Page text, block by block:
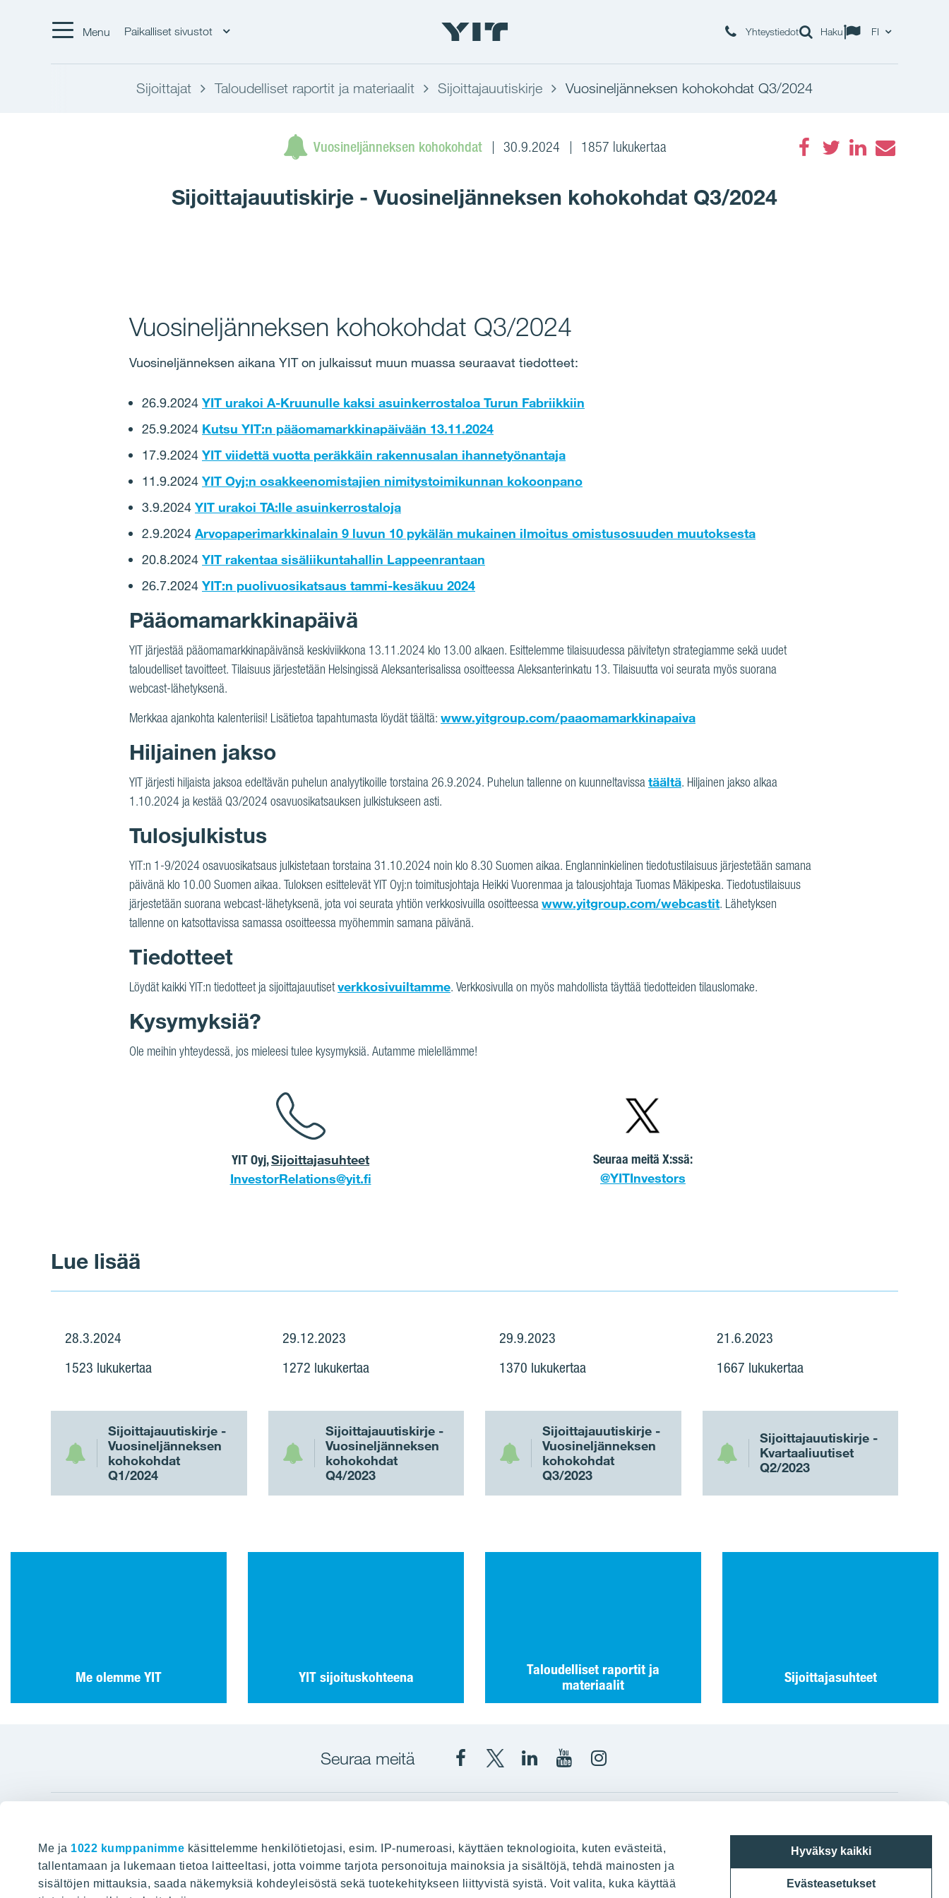
Me ja 1022 kumppanimme käsittelemme henkilötietojasi, esim. IP-numeroasi, käyttäen teknologioita, kuten evästeitä,
tallentamaan ja lukemaan tietoa laitteeltasi, jotta voimme tarjota personoituja mainoksia ja sisältöjä, tehdä mainosten ja
sisältöjen mittauksia, saada näkemyksiä kohdeyleisöstä sekä tuotekehitykseen liittyvistä syistä. Voit valita, kuka käyttää
Hyväksy kaikki
Evästeasetukset
Menu Paikalliset sivustot Yhteystiedot Haku FI
Sijoittajat Taloudelliset raportit ja materiaalit Sijoittajauutiskirje Vuosineljänneksen kohokohdat Q3/2024
Vuosineljänneksen kohokohdat 30.9.2024 1857 lukukertaa
Sijoittajauutiskirje - Vuosineljänneksen kohokohdat Q3/2024
Vuosineljänneksen kohokohdat Q3/2024
Vuosineljänneksen aikana YIT on julkaissut muun muassa seuraavat tiedotteet:
26.9.2024 YIT urakoi A-Kruunulle kaksi asuinkerrostaloa Turun Fabriikkiin
25.9.2024 Kutsu YIT:n pääomamarkkinapäivään 13.11.2024
17.9.2024 YIT viidettä vuotta peräkkäin rakennusalan ihannetyönantaja
11.9.2024 YIT Oyj:n osakkeenomistajien nimitystoimikunnan kokoonpano
3.9.2024 YIT urakoi TA:lle asuinkerrostaloja
2.9.2024 Arvopaperimarkkinalain 9 luvun 10 pykälän mukainen ilmoitus omistusosuuden muutoksesta
20.8.2024 YIT rakentaa sisäliikuntahallin Lappeenrantaan
26.7.2024 YIT:n puolivuosikatsaus tammi-kesäkuu 2024
Pääomamarkkinapäivä
YIT järjestää pääomamarkkinapäivänsä keskiviikkona 13.11.2024 klo 13.00 alkaen. Esittelemme tilaisuudessa päivitetyn strategiamme sekä uudet
taloudelliset tavoitteet. Tilaisuus järjestetään Helsingissä Aleksanterisalissa osoitteessa Aleksanterinkatu 13. Tilaisuutta voi seurata myös suorana
webcast-lähetyksenä.
Merkkaa ajankohta kalenteriisi! Lisätietoa tapahtumasta löydät täältä: www.yitgroup.com/paaomamarkkinapaiva
Hiljainen jakso
YIT järjesti hiljaista jaksoa edeltävän puhelun analyytikoille torstaina 26.9.2024. Puhelun tallenne on kuunneltavissa täältä. Hiljainen jakso alkaa
1.10.2024 ja kestää Q3/2024 osavuosikatsauksen julkistukseen asti.
Tulosjulkistus
YIT:n 1-9/2024 osavuosikatsaus julkistetaan torstaina 31.10.2024 noin klo 8.30 Suomen aikaa. Englanninkielinen tiedotustilaisuus järjestetään samana
päivänä klo 10.00 Suomen aikaa. Tuloksen esittelevät YIT Oyj:n toimitusjohtaja Heikki Vuorenmaa ja talousjohtaja Tuomas Mäkipeska. Tiedotustilaisuus
järjestetään suorana webcast-lähetyksenä, jota voi seurata yhtiön verkkosivuilla osoitteessa www.yitgroup.com/webcastit. Lähetyksen
tallenne on katsottavissa samassa osoitteessa myöhemmin samana päivänä.
Tiedotteet
Löydät kaikki YIT:n tiedotteet ja sijoittajauutisetverkkosivuiltamme. Verkkosivulla on myös mahdollista täyttää tiedotteiden tilauslomake.
Kysymyksiä?
Ole meihin yhteydessä, jos mieleesi tulee kysymyksiä. Autamme mielellämme!
YIT Oyj,Sijoittajasuhteet
InvestorRelations@yit.fi
Seuraa meitä X:ssä:
@YITInvestors
Lue lisää
28.3.2024
1523 lukukertaa
Sijoittajauutiskirje -
Vuosineljänneksen
kohokohdat
Q1/2024
29.12.2023
1272 lukukertaa
Sijoittajauutiskirje -
Vuosineljänneksen
kohokohdat
Q4/2023
29.9.2023
1370 lukukertaa
Sijoittajauutiskirje -
Vuosineljänneksen
kohokohdat
Q3/2023
21.6.2023
1667 lukukertaa
Sijoittajauutiskirje -
Kvartaaliuutiset
Q2/2023
Me olemme YIT YIT sijoituskohteena
Taloudelliset raportit ja
materiaalit
Sijoittajasuhteet
Seuraa meitä
YITYITCorporation
Corporation
YIT
Hyvin rakennettu huominen
Tietoa YIT:stä
Töihin meille
Myytävät asunnot
Vuokrattavat toimitilat
Panuntie 11, PL 36, 00620 Helsinki
020 433 111